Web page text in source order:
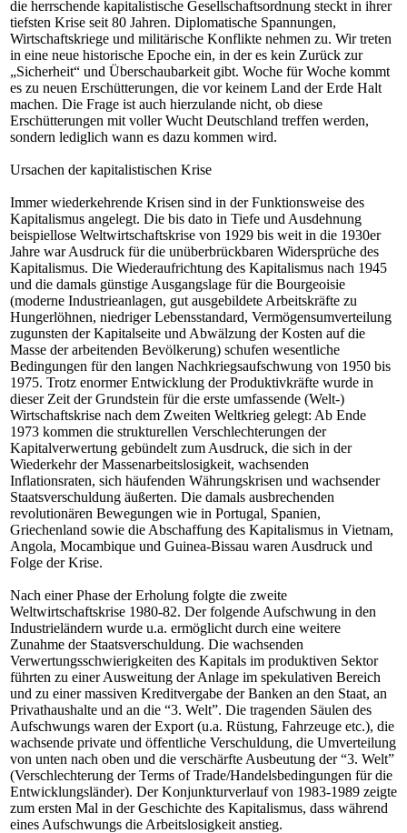
die herrschende kapitalistische Gesellschaftsordnung steckt in ihrer
tiefsten Krise seit 80 Jahren. Diplomatische Spannungen,
Wirtschaftskriege und militärische Konflikte nehmen zu. Wir treten
in eine neue historische Epoche ein, in der es kein Zurück zur
„Sicherheit“ und Überschaubarkeit gibt. Woche für Woche kommt
es zu neuen Erschütterungen, die vor keinem Land der Erde Halt
machen. Die Frage ist auch hierzulande nicht, ob diese
Erschütterungen mit voller Wucht Deutschland treffen werden,
sondern lediglich wann es dazu kommen wird.
Ursachen der kapitalistischen Krise
Immer wiederkehrende Krisen sind in der Funktionsweise des
Kapitalismus angelegt. Die bis dato in Tiefe und Ausdehnung
beispiellose Weltwirtschaftskrise von 1929 bis weit in die 1930er
Jahre war Ausdruck für die unüberbrückbaren Widersprüche des
Kapitalismus. Die Wiederaufrichtung des Kapitalismus nach 1945
und die damals günstige Ausgangslage für die Bourgeoisie
(moderne Industrieanlagen, gut ausgebildete Arbeitskräfte zu
Hungerlöhnen, niedriger Lebensstandard, Vermögensumverteilung
zugunsten der Kapitalseite und Abwälzung der Kosten auf die
Masse der arbeitenden Bevölkerung) schufen wesentliche
Bedingungen für den langen Nachkriegsaufschwung von 1950 bis
1975. Trotz enormer Entwicklung der Produktivkräfte wurde in
dieser Zeit der Grundstein für die erste umfassende (Welt-)
Wirtschaftskrise nach dem Zweiten Weltkrieg gelegt: Ab Ende
1973 kommen die strukturellen Verschlechterungen der
Kapitalverwertung gebündelt zum Ausdruck, die sich in der
Wiederkehr der Massenarbeitslosigkeit, wachsenden
Inflationsraten, sich häufenden Währungskrisen und wachsender
Staatsverschuldung äußerten. Die damals ausbrechenden
revolutionären Bewegungen wie in Portugal, Spanien,
Griechenland sowie die Abschaffung des Kapitalismus in Vietnam,
Angola, Mocambique und Guinea-Bissau waren Ausdruck und
Folge der Krise.
Nach einer Phase der Erholung folgte die zweite
Weltwirtschaftskrise 1980-82. Der folgende Aufschwung in den
Industrieländern wurde u.a. ermöglicht durch eine weitere
Zunahme der Staatsverschuldung. Die wachsenden
Verwertungsschwierigkeiten des Kapitals im produktiven Sektor
führten zu einer Ausweitung der Anlage im spekulativen Bereich
und zu einer massiven Kreditvergabe der Banken an den Staat, an
Privathaushalte und an die “3. Welt”. Die tragenden Säulen des
Aufschwungs waren der Export (u.a. Rüstung, Fahrzeuge etc.), die
wachsende private und öffentliche Verschuldung, die Umverteilung
von unten nach oben und die verschärfte Ausbeutung der “3. Welt”
(Verschlechterung der Terms of Trade/Handelsbedingungen für die
Entwicklungsländer). Der Konjunkturverlauf von 1983-1989 zeigte
zum ersten Mal in der Geschichte des Kapitalismus, dass während
eines Aufschwungs die Arbeitslosigkeit anstieg.